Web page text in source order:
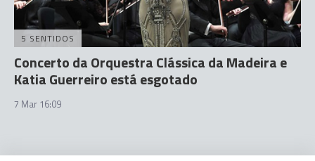
5 SENTIDOS
Concerto da Orquestra Clássica da Madeira e
Katia Guerreiro está esgotado
7 Mar 16:09